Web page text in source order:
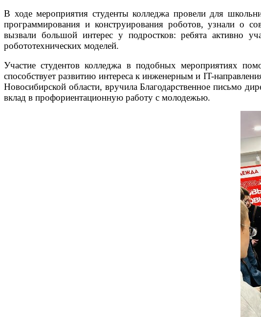
В ходе мероприятия студенты колледжа провели для
программирования и конструирования роботов, узнали о
вызвали большой интерес у подростков: ребята активно
робототехнических моделей.
Участие студентов колледжа в подобных мероприятиях
способствует развитию интереса к инженерным и IT-
Новосибирской области, вручила Благодарственное письмо
вклад в профориентационную работу с молодежью.